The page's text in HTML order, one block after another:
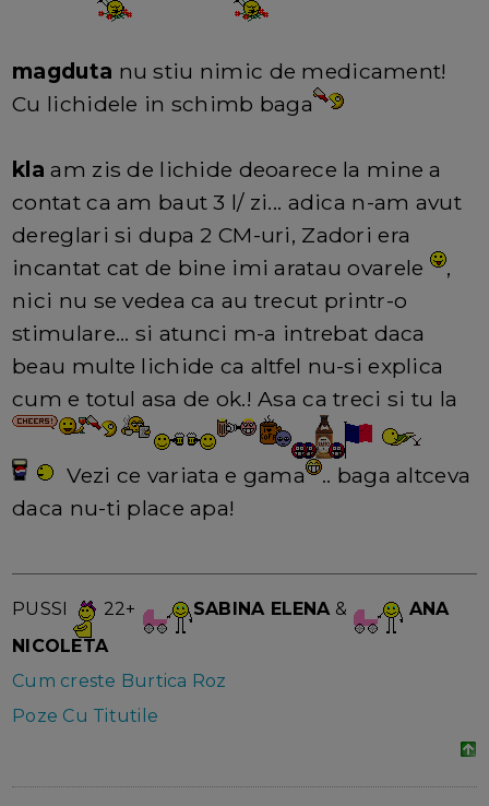
magduta nu stiu nimic de medicament!
Cu lichidele in schimb baga
kla am zis de lichide deoarece la mine a
contat ca am baut 3 l/ zi... adica n-am avut
dereglari si dupa 2 CM-uri, Zadori era
incantat cat de bine imi aratau ovarele
,
nici nu se vedea ca au trecut printr-o
stimulare... si atunci m-a intrebat daca
beau multe lichide ca altfel nu-si explica
cum e totul asa de ok.! Asa ca treci si tu la
Vezi ce variata e gama
.. baga altceva
daca nu-ti place apa!
PUSSI 22+ SABINA ELENA&
ANA
NICOLETA
Cum creste Burtica Roz
Poze Cu Titutile